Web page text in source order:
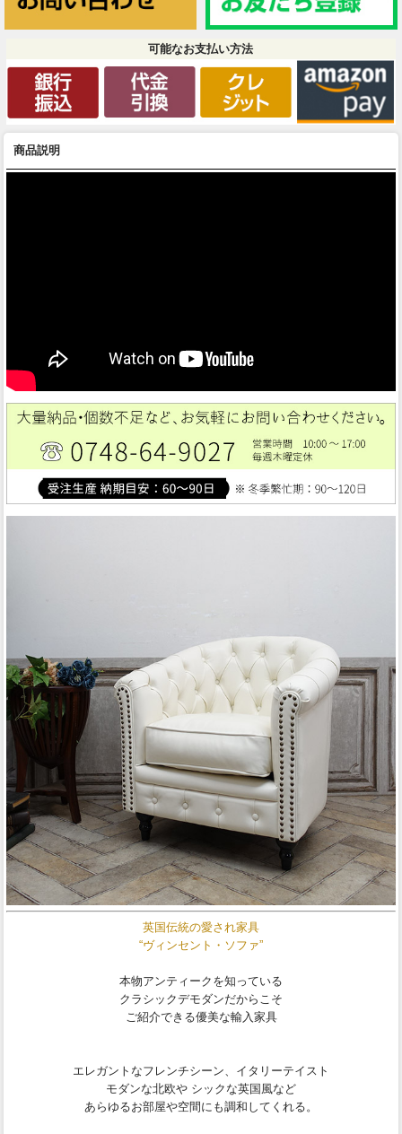
可能なお支払い方法
商品説明
英国伝統の愛され家具
“ヴィンセント・ソファ”
本物アンティークを知っている
クラシックデモダンだからこそ
ご紹介できる優美な輸入家具
エレガントなフレンチシーン、イタリーテイスト
モダンな北欧や シックな英国風など
あらゆるお部屋や空間にも調和してくれる。